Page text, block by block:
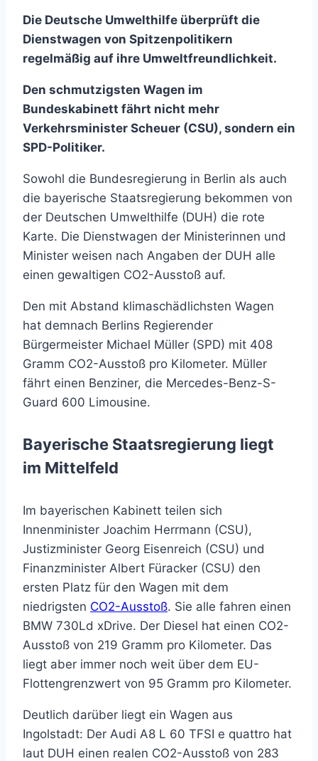
Die Deutsche Umwelthilfe überprüft die
Dienstwagen von Spitzenpolitikern
regelmäßig auf ihre Umweltfreundlichkeit.
Den schmutzigsten Wagen im
Bundeskabinett fährt nicht mehr
Verkehrsminister Scheuer (CSU), sondern ein
SPD-Politiker.
Sowohl die Bundesregierung in Berlin als auch
die bayerische Staatsregierung bekommen von
der Deutschen Umwelthilfe (DUH) die rote
Karte. Die Dienstwagen der Ministerinnen und
Minister weisen nach Angaben der DUH alle
einen gewaltigen CO2-Ausstoß auf.
Den mit Abstand klimaschädlichsten Wagen
hat demnach Berlins Regierender
Bürgermeister Michael Müller (SPD) mit 408
Gramm CO2-Ausstoß pro Kilometer. Müller
fährt einen Benziner, die Mercedes-Benz-S-
Guard 600 Limousine.
Bayerische Staatsregierung liegt
im Mittelfeld
Im bayerischen Kabinett teilen sich
Innenminister Joachim Herrmann (CSU),
Justizminister Georg Eisenreich (CSU) und
Finanzminister Albert Füracker (CSU) den
ersten Platz für den Wagen mit dem
niedrigsten CO2-Ausstoß. Sie alle fahren einen
BMW 730Ld xDrive. Der Diesel hat einen CO2-
Ausstoß von 219 Gramm pro Kilometer. Das
liegt aber immer noch weit über dem EU-
Flottengrenzwert von 95 Gramm pro Kilometer.
Deutlich darüber liegt ein Wagen aus
Ingolstadt: Der Audi A8 L 60 TFSI e quattro hat
laut DUH einen realen CO2-Ausstoß von 283